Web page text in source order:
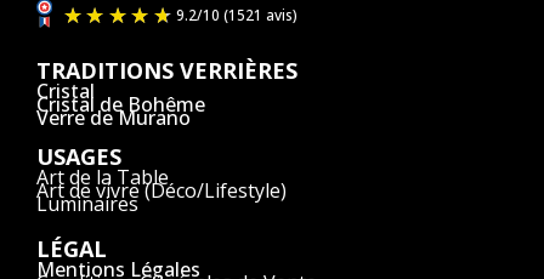
TRADITIONS VERRIÈRES
Cristal
Cristal de Bohême
Verre de Murano
USAGES
Art de la Table
Art de vivre (Déco/Lifestyle)
Luminaires
LÉGAL
Mentions Légales